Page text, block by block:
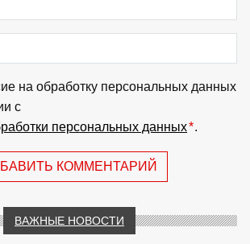
на обработку персональных данных
с
персональных данных*.
КОММЕНТАРИЙ
ВАЖНЫЕ НОВОСТИ